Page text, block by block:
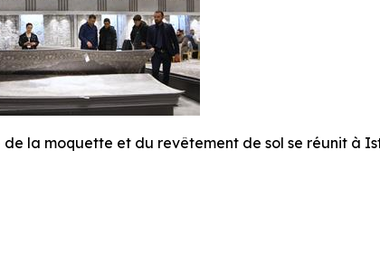
de la moquette et du revêtement de sol se réunit à